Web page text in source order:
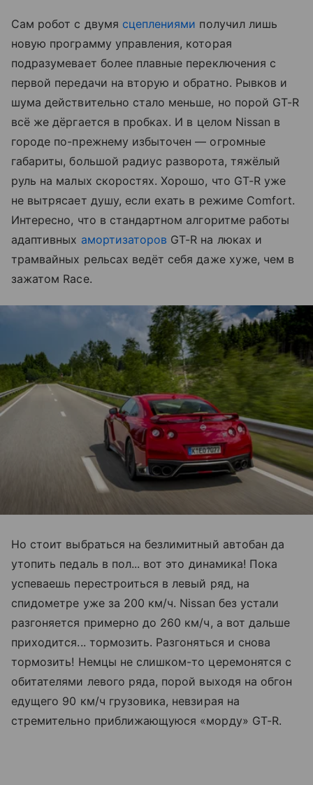
Сам робот с двумя сцеплениями получил лишь
новую программу управления, которая
подразумевает более плавные переключения с
первой передачи на вторую и обратно. Рывков и
шума действительно стало меньше, но порой GT-R
всё же дёргается в пробках. И в целом Nissan в
городе по-прежнему избыточен — огромные
габариты, большой радиус разворота, тяжёлый
руль на малых скоростях. Хорошо, что GT-R уже
не вытрясает душу, если ехать в режимe Comfort.
Интересно, что в стандартном алгоритме работы
адаптивных амортизаторов GT-R на люках и
трамвайных рельсах ведёт себя даже хуже, чем в
зажатом Race.
Но стоит выбраться на безлимитный автобан да
утопить педаль в пол... вот это динамика! Пока
успеваешь перестроиться в левый ряд, на
спидометре уже за 200 км/ч. Nissan без устали
разгоняется примерно до 260 км/ч, а вот дальше
приходится... тормозить. Разгоняться и снова
тормозить! Немцы не слишком-то церемонятся с
обитателями левого ряда, порой выходя на обгон
едущего 90 км/ч грузовика, невзирая на
стремительно приближающуюся «морду» GT-R.